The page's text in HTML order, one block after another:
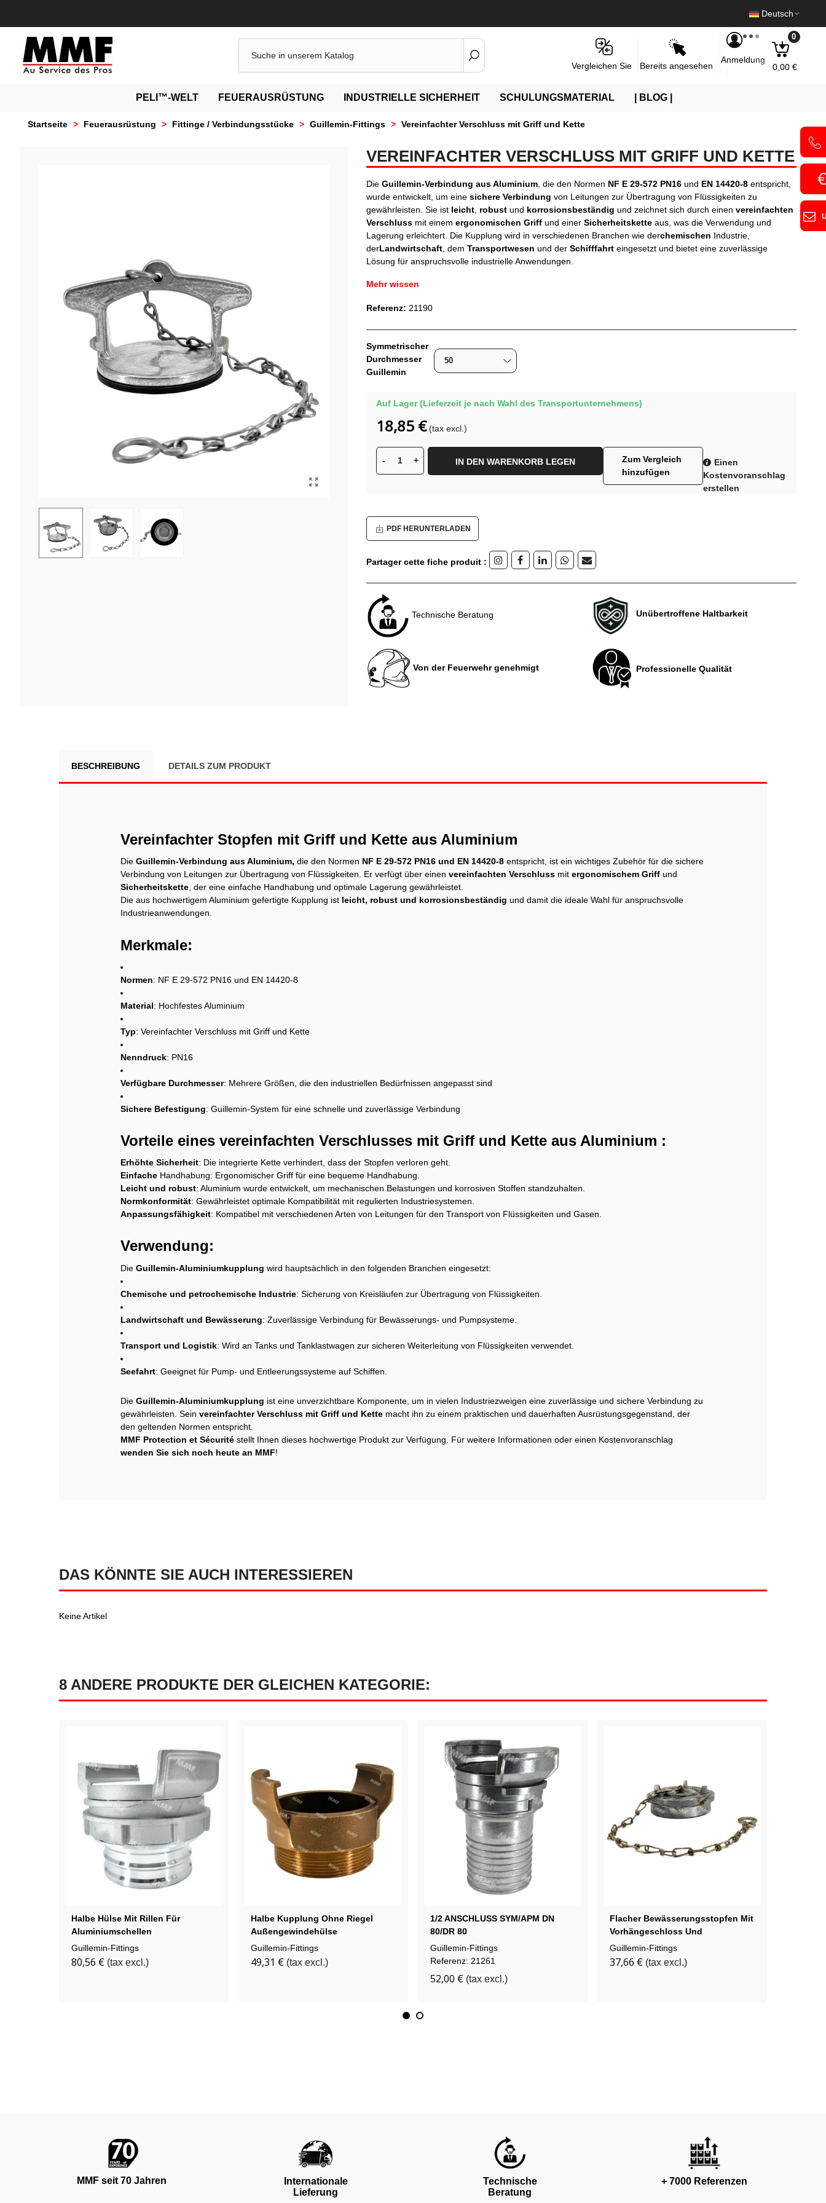
Deutsch
Bereits angesehen
Anmeldung
0
0,00 €
Vergleichen Sie
PELI™-WELT FEUERAUSRÜSTUNG INDUSTRIELLE SICHERHEIT SCHULUNGSMATERIAL | BLOG |
Startseite > Feuerausrüstung > Fittinge / Verbindungsstücke > Guillemin-Fittings > Vereinfachter Verschluss mit Griff und Kette
VEREINFACHTER VERSCHLUSS MIT GRIFF UND KETTE
Die Guillemin-Verbindung aus Aluminium, die den Normen NF E 29-572 PN16und EN 14420-8entspricht,
wurde entwickelt, um eine sichere Verbindung von Leitungen zur Übertragung von Flüssigkeiten zu
gewährleisten. Sie ist leicht, robustund korrosionsbeständig und zeichnet sich durch einen vereinfachten
Verschlussmit einem ergonomischen Griffund einer Sicherheitsketteaus, was die Verwendung und
Lagerung erleichtert. Die Kupplung wird in verschiedenen Branchen wie derchemischen Industrie,
derLandwirtschaft, dem Transportwesen und der Schifffahrteingesetzt und bietet eine zuverlässige
Lösung für anspruchsvolle industrielle Anwendungen.
Mehr wissen
Referenz: 21190
Symmetrischer
Durchmesser
Guillemin
Auf Lager (Lieferzeit je nach Wahl des Transportunternehmens)
- + IN DEN WARENKORB LEGEN
Zum Vergleich
hinzufügen
Einen
Kostenvoranschlag
erstellen
18,85 € (tax excl.)
PDF HERUNTERLADEN
Partager cette fiche produit :
Technische Beratung Unübertroffene Haltbarkeit
Von der Feuerwehr genehmigt Professionelle Qualität
BESCHREIBUNG DETAILS ZUM PRODUKT
Vereinfachter Stopfen mit Griff und Kette aus Aluminium
Die Guillemin-Verbindung aus Aluminium, die den Normen NF E 29-572 PN16 und EN 14420-8 entspricht, ist ein wichtiges Zubehör für die sichere
Verbindung von Leitungen zur Übertragung von Flüssigkeiten. Er verfügt über einen vereinfachten Verschluss mit ergonomischem Griff und
Sicherheitskette, der eine einfache Handhabung und optimale Lagerung gewährleistet.
Die aus hochwertigem Aluminium gefertigte Kupplung ist leicht, robust und korrosionsbeständig und damit die ideale Wahl für anspruchsvolle
Industrieanwendungen.
Merkmale:
Normen: NF E 29-572 PN16 und EN 14420-8
Material: Hochfestes Aluminium
Typ: Vereinfachter Verschluss mit Griff und Kette
Nenndruck: PN16
Verfügbare Durchmesser: Mehrere Größen, die den industriellen Bedürfnissen angepasst sind
Sichere Befestigung: Guillemin-System für eine schnelle und zuverlässige Verbindung
Vorteile eines vereinfachten Verschlusses mit Griff und Kette aus Aluminium :
Erhöhte Sicherheit: Die integrierte Kette verhindert, dass der Stopfen verloren geht.
Einfache Handhabung: Ergonomischer Griff für eine bequeme Handhabung.
Leicht und robust: Aluminium wurde entwickelt, um mechanischen Belastungen und korrosiven Stoffen standzuhalten.
Normkonformität: Gewährleistet optimale Kompatibilität mit regulierten Industriesystemen.
Anpassungsfähigkeit: Kompatibel mit verschiedenen Arten von Leitungen für den Transport von Flüssigkeiten und Gasen.
Verwendung:
Die Guillemin-Aluminiumkupplung wird hauptsächlich in den folgenden Branchen eingesetzt:
Chemische und petrochemische Industrie: Sicherung von Kreisläufen zur Übertragung von Flüssigkeiten.
Landwirtschaft und Bewässerung: Zuverlässige Verbindung für Bewässerungs- und Pumpsysteme.
Transport und Logistik: Wird an Tanks und Tanklastwagen zur sicheren Weiterleitung von Flüssigkeiten verwendet.
Seefahrt: Geeignet für Pump- und Entleerungssysteme auf Schiffen.
Die Guillemin-Aluminiumkupplung ist eine unverzichtbare Komponente, um in vielen Industriezweigen eine zuverlässige und sichere Verbindung zu
gewährleisten. Sein vereinfachter Verschluss mit Griff und Kette macht ihn zu einem praktischen und dauerhaften Ausrüstungsgegenstand, der
den geltenden Normen entspricht.
MMF Protection et Sécurité stellt Ihnen dieses hochwertige Produkt zur Verfügung. Für weitere Informationen oder einen Kostenvoranschlag
wenden Sie sich noch heute an MMF!
DAS KÖNNTE SIE AUCH INTERESSIEREN
Keine Artikel
8 ANDERE PRODUKTE DER GLEICHEN KATEGORIE:
Halbe Hülse Mit Rillen Für
Aluminiumschellen
Guillemin-Fittings
80,56 € (tax excl.)
Halbe Kupplung Ohne Riegel
Außengewindehülse
Kupferlegierungen
Guillemin-Fittings
49,31 € (tax excl.)
1/2 ANSCHLUSS SYM/APM DN
80/DR 80
Guillemin-Fittings
Referenz: 21261
52,00 € (tax excl.)
Flacher Bewässerungsstopfen Mit
Vorhängeschloss Und
Aluminiumkette
Guillemin-Fittings
37,66 € (tax excl.)
MMF seit 70 Jahren
Internationale
Lieferung
Technische
Beratung
+ 7000 Referenzen